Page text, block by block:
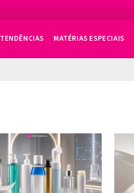
TENDÊNCIAS MATÉRIAS ESPECIAIS